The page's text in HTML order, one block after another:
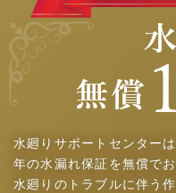
水廻りサポートセンター
年の水漏れ保証を無償で
水廻りのトラブルに伴う